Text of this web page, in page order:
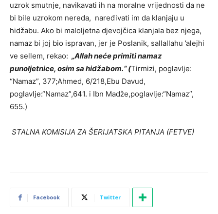
uzrok smutnje, navikavati ih na moralne vrijednosti da ne
bi bile uzrokom nereda, naređivati im da klanjaju u
hidžabu. Ako bi maloljetna djevojčica klanjala bez njega,
namaz bi joj bio ispravan, jer je Poslanik, sallallahu ’alejhi
ve sellem, rekao: „Allah neće primiti namaz
punoljetnice, osim sa hidžabom.“ (Tirmizi, poglavlje:
“Namaz”, 377;Ahmed, 6/218,Ebu Davud,
poglavlje:“Namaz”,641. i Ibn Madže,poglavlje:“Namaz”,
655.)
STALNA KOMISIJA ZA ŠERIJATSKA PITANJA (FETVE)
Facebook Twitter